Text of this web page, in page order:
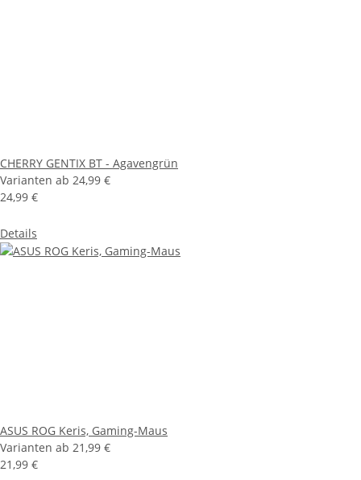
CHERRY GENTIX BT - Agavengrün
Varianten ab 24,99 €
24,99 €
Details
ASUS ROG Keris, Gaming-Maus
Varianten ab 21,99 €
21,99 €